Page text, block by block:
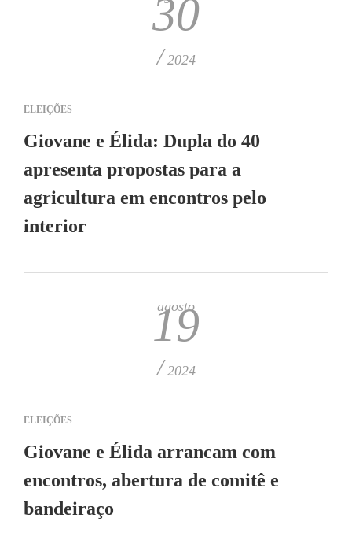
30
/ 2024
ELEIÇÕES
Giovane e Élida: Dupla do 40
apresenta propostas para a
agricultura em encontros pelo
interior
agosto
19
/ 2024
ELEIÇÕES
Giovane e Élida arrancam com
encontros, abertura de comitê e
bandeiraço